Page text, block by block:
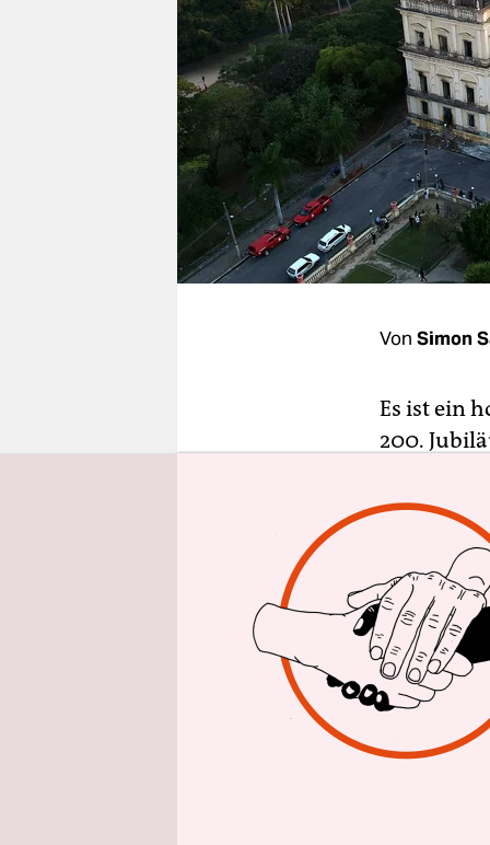
verlag
verlag
veranstaltungen
shop
fragen & hilfe
unterstützen
abo
Von Simon
Es ist ein
200.
heute an,
erklärt
gilt als
Lager,
Eine
musste
niemand
konnte